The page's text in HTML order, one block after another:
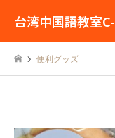
台湾中国語教室
便利グッズ